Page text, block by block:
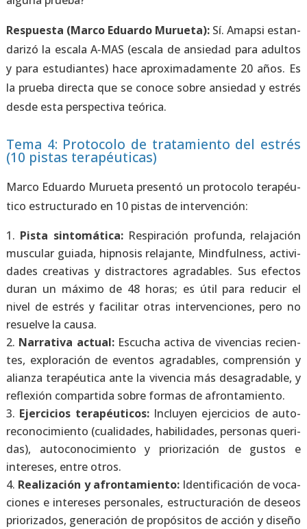
Res­pues­ta (Mar­co Eduar­do Murue­ta): Sí. Amap­si estan­
da­ri­zó la esca­la A‑MAS (esca­la de ansie­dad para adul­tos
y para estu­dian­tes) hace apro­xi­ma­da­men­te 20 años. Es
la prue­ba direc­ta que se cono­ce sobre ansie­dad y estrés
des­de esta pers­pec­ti­va teó­ri­ca.
Tema 4: Protocolo de tratamiento del estrés
(10 pistas terapéuticas)
Mar­co Eduar­do Murue­ta pre­sen­tó un pro­to­co­lo tera­péu­
ti­co estruc­tu­ra­do en 10 pis­tas de inter­ven­ción:
Pis­ta sin­to­má­ti­ca:Res­pi­ra­ción pro­fun­da, rela­ja­ción
mus­cu­lar guia­da, hip­no­sis rela­jan­te, Mind­ful­ness, acti­vi­
da­des crea­ti­vas y dis­trac­to­res agra­da­bles. Sus efec­tos
duran un máxi­mo de 48 horas; es útil para redu­cir el
nivel de estrés y faci­li­tar otras inter­ven­cio­nes, pero no
resuel­ve la cau­sa.
Narra­ti­va actual:Escu­cha acti­va de viven­cias recien­
tes, explo­ra­ción de even­tos agra­da­bles, com­pren­sión y
alian­za tera­péu­ti­ca ante la viven­cia más des­agra­da­ble, y
refle­xión com­par­ti­da sobre for­mas de afron­ta­mien­to.
Ejer­ci­cios tera­péu­ti­cos:Inclu­yen ejer­ci­cios de auto­
re­co­no­ci­mien­to (cua­li­da­des, habi­li­da­des, per­so­nas que­ri­
das), auto­co­no­ci­mien­to y prio­ri­za­ción de gus­tos e
intere­ses, entre otros.
Rea­li­za­ción y afron­ta­mien­to: Iden­ti­fi­ca­ción de voca­
cio­nes e intere­ses per­so­na­les, estruc­tu­ra­ción de deseos
prio­ri­za­dos, gene­ra­ción de pro­pó­si­tos de acción y dise­ño